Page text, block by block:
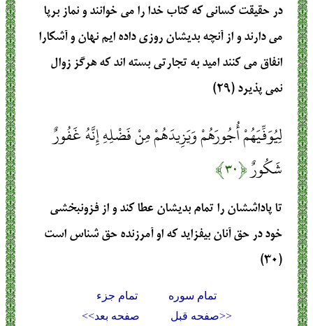
در حقيقت كسانى كه كتاب خدا را مى‏ خوانند و نماز برپا
مى دارند و از آنچه بديشان روزى داده‏ ايم نهان و آشكارا
انفاق مى كنند اميد به تجارتى بسته‏ اند كه هرگز زوال
نمى ‏پذيرد (۲۹)
لِيُوَفِّيَهُمْ أُجُورَهُمْ وَيَزِيدَهُمْ مِنْ فَضْلِهِ إِنَّهُ غَفُورٌ
شَكُورٌ﴿۳۰﴾
تا پاداششان را تمام بديشان عطا كند و از فزون‏بخشى
خود در حق آنان بيفزايد كه او آمرزنده حق‏ شناس است
(۳۰)
تمام سوره
تمام جزء
<<صفحه قبل
صفحه بعد>>